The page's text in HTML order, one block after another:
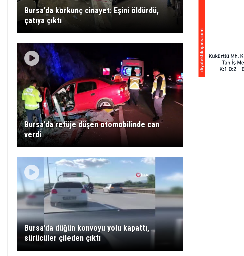
Bursa’da korkunç cinayet: Eşini öldürdü,
çatıya çıktı
Bursa’da refüje düşen otomobilinde can
verdi
Bursa’da düğün konvoyu yolu kapattı,
sürücüler çileden çıktı